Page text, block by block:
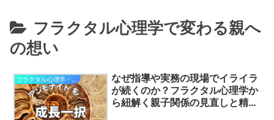
フラクタル心理学で変わる親へ
の想い
なぜ指導や実務の現場でイライラ
が続くのか？フラクタル心理学か
ら紐解く親子関係の見直しと精神